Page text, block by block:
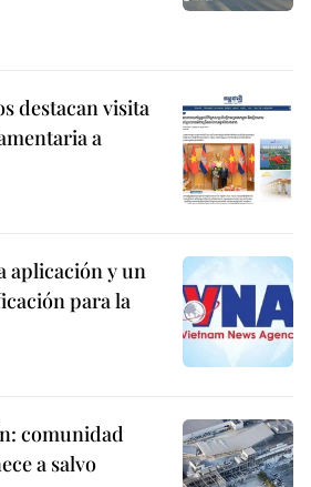
destacan visita
a
aplicación y un
para la
comunidad
a salvo